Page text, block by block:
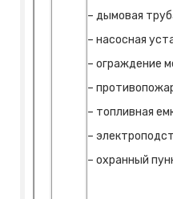
– дымовая
– насосная
– ограждение
–
– топливная
–
– охранный